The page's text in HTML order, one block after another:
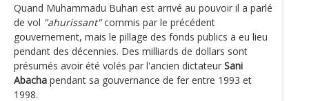
Quand Muhammadu Buhari est arrivé au pouvoir il a parlé
de vol "ahurissant"commis par le précédent
gouvernement, mais le pillage des fonds publics a eu lieu
pendant des décennies. Des milliards de dollars sont
présumés avoir été volés par l'ancien dictateur Sani
Abacha pendant sa gouvernance de fer entre 1993 et
1998.